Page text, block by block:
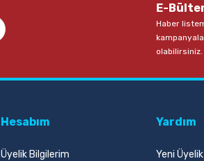
E-
Haber
olabilirsiniz.
Hesabım
Üyelik Bilgilerim
Yardım
Yeni Üyelik